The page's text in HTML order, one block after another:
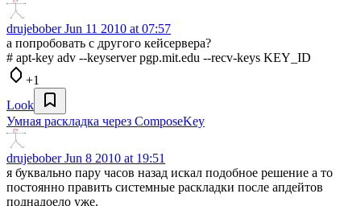
drujeboberJun 11 2010 at 07:57
а попробовать с другого кейсервера?
# apt-key adv --keyserver pgp.mit.edu --recv-keys KEY_ID
+1
Look
Умная раскладка через ComposeKey
drujeboberJun 8 2010 at 19:51
я буквально пару часов назад искал подобное решение а то
постоянно править системные раскладки после апдейтов
поднадоело уже.